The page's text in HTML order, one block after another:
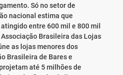
Só no setor de
nacional estima que
entre 600 mil e 800 mil
Brasileira das Lojas
as lojas menores dos
Brasileira de Bares e
até 5 milhões de